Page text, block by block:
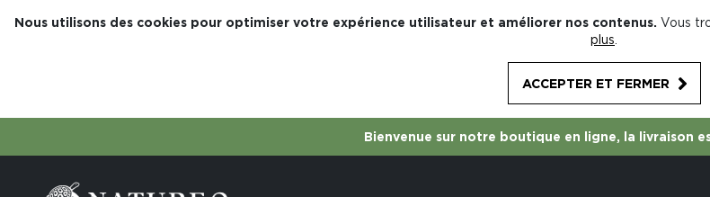
Nous utilisons des cookies pour optimiser votre expérience utilisateur et améliorer nos contenus. Vous
plus
ACCEPTER ET FERMER
Bienvenue sur notre boutique en ligne, la livraison